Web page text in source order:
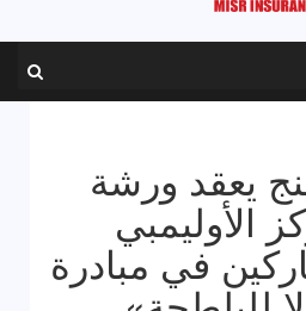
يعقد ورشة
الأوليمبي
في مبادرة